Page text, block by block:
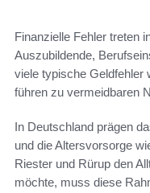
Finanzielle Fehler treten
Auszubildende,
viele typische Geldfehler
führen zu vermeidbaren
In Deutschland prägen
und die Altersvorsorge
Riester und Rürup den
möchte, muss diese